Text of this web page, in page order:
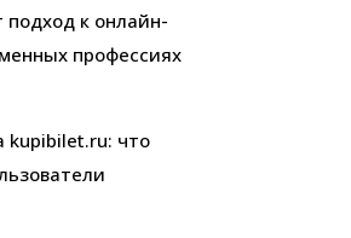
к онлайн-
профессиях
kupibilet.ru: что